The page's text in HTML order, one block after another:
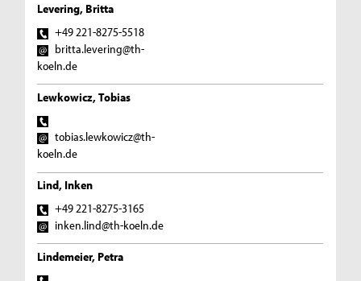
Levering, Britta
+49 221-8275-5518
britta.levering@th-
koeln.de
Lewkowicz, Tobias
tobias.lewkowicz@th-
koeln.de
Lind, Inken
+49 221-8275-3165
inken.lind@th-koeln.de
Lindemeier, Petra